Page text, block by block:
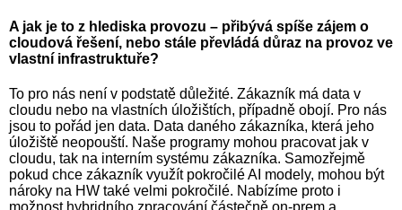
A jak je to z hlediska provozu – přibývá spíše zájem o
cloudová řešení, nebo stále převládá důraz na provoz ve
vlastní infrastruktuře?
To pro nás není v podstatě důležité. Zákazník má data v
cloudu nebo na vlastních úložištích, případně obojí. Pro nás
jsou to pořád jen data. Data daného zákazníka, která jeho
úložiště neopouští. Naše programy mohou pracovat jak v
cloudu, tak na interním systému zákazníka. Samozřejmě
pokud chce zákazník využít pokročilé AI modely, mohou být
nároky na HW také velmi pokročilé. Nabízíme proto i
možnost hybridního zpracování částečně on-prem a